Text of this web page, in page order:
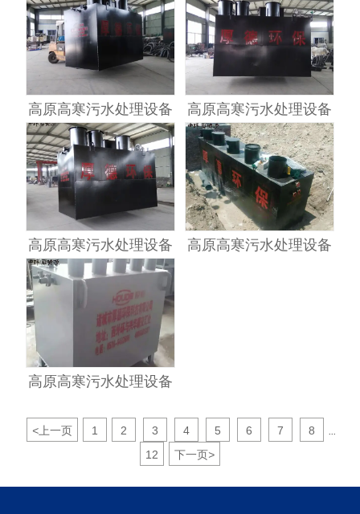
高原高寒污水处理设备 高原高寒污水处理设备
高原高寒污水处理设备 高原高寒污水处理设备
高原高寒污水处理设备
<上一页 1 2 3 4 5 6 7 8 ...
12 下一页>